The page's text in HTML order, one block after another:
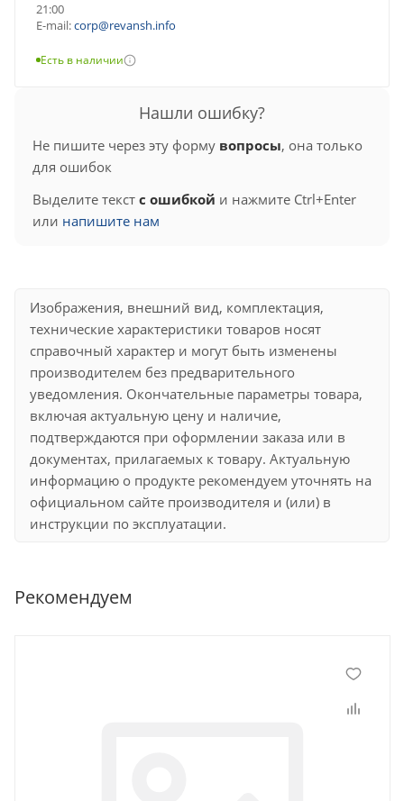
21:00
E-mail:corp@revansh.info
Есть в наличии
Нашли ошибку?
Не пишите через эту форму вопросы, она только
для ошибок
Выделите текст с ошибкой и нажмите Ctrl+Enter
или напишите нам
Изображения, внешний вид, комплектация,
технические характеристики товаров носят
справочный характер и могут быть изменены
производителем без предварительного
уведомления. Окончательные параметры товара,
включая актуальную цену и наличие,
подтверждаются при оформлении заказа или в
документах, прилагаемых к товару. Актуальную
информацию о продукте рекомендуем уточнять на
официальном сайте производителя и (или) в
инструкции по эксплуатации.
Рекомендуем